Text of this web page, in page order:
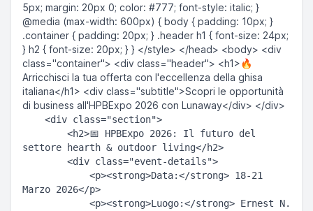
5px; margin: 20px 0; color: #777; font-style: italic; }
@media (max-width: 600px) { body { padding: 10px; }
.container { padding: 20px; } .header h1 { font-size: 24px;
} h2 { font-size: 20px; } } </style> </head> <body> <div
class="container"> <div class="header"> <h1>🔥
Arricchisci la tua offerta con l'eccellenza della ghisa
italiana</h1> <div class="subtitle">Scopri le opportunità
di business all'HPBExpo 2026 con Lunaway</div> </div>
settore hearth & outdoor living</h2>
Marzo 2026</p>